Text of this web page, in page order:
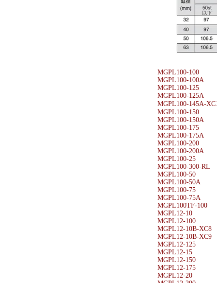
MGPL100-100
MGPL100-100A
MGPL100-125
MGPL100-125A
MGPL100-145A-
MGPL100-150
MGPL100-150A
MGPL100-175
MGPL100-175A
MGPL100-200
MGPL100-200A
MGPL100-25
MGPL100-300-RL
MGPL100-50
MGPL100-50A
MGPL100-75
MGPL100-75A
MGPL100TF-100
MGPL12-10
MGPL12-100
MGPL12-10B-XC8
MGPL12-10B-XC9
MGPL12-125
MGPL12-15
MGPL12-150
MGPL12-175
MGPL12-20